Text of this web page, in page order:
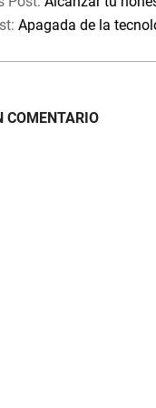
Apagada de la
COMENTARIO